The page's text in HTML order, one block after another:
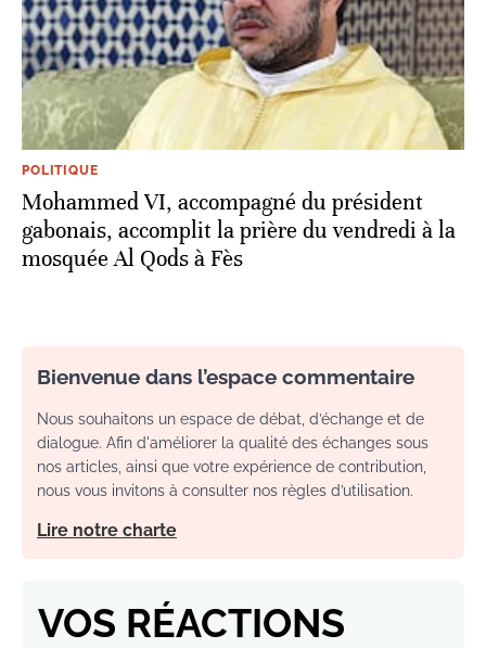
POLITIQUE
Mohammed VI, accompagné du président
gabonais, accomplit la prière du vendredi à la
mosquée Al Qods à Fès
Bienvenue dans l’espace commentaire
Nous souhaitons un espace de débat, d’échange et de
dialogue. Afin d'améliorer la qualité des échanges sous
nos articles, ainsi que votre expérience de contribution,
nous vous invitons à consulter nos règles d’utilisation.
Lire notre charte
VOS RÉACTIONS